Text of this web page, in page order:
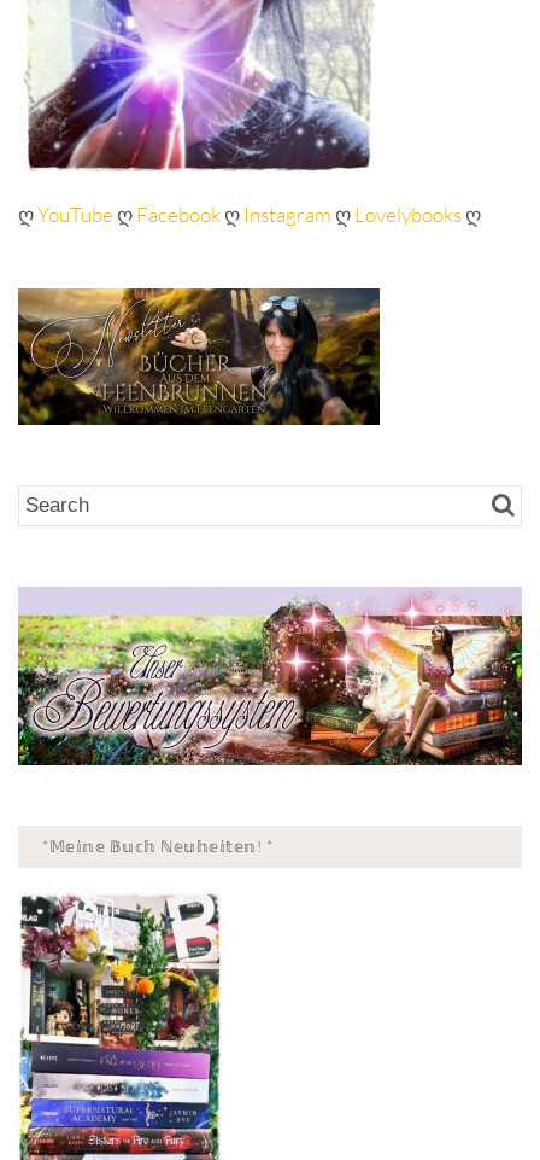
ღYouTubeღFacebookღ InstagramღLovelybooksღ
*𝕄𝕖𝕚𝕟𝕖 𝔹𝕦𝕔𝕙 ℕ𝕖𝕦𝕙𝕖𝕚𝕥𝕖𝕟! *